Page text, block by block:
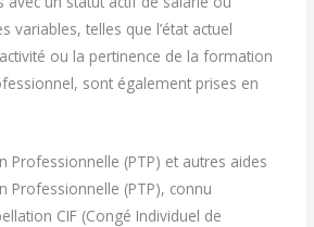
variables, telles que l’état actuel
ou la pertinence de la formation
sont également prises en
Professionnelle (PTP) et autres aides
Professionnelle (PTP), connu
CIF (Congé Individuel de